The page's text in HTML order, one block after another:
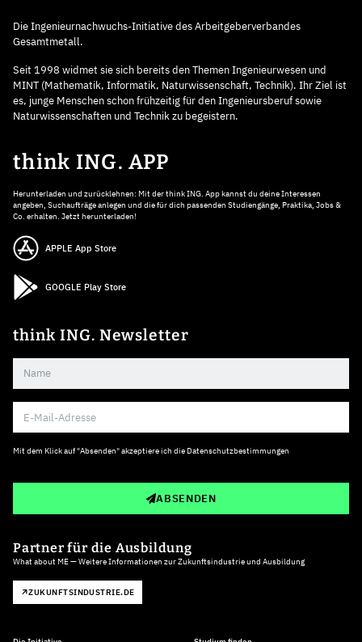
Die Ingenieurnachwuchs-Initiative des Arbeitgeberverbandes
Gesamtmetall.
Seit 1998 widmet sie sich bereits den Themen Ingenieurwesen und
MINT (Mathematik, Informatik, Naturwissenschaft, Technik). Ihr Ziel ist
es, junge Menschen schon frühzeitig für den Ingenieursberuf sowie
Naturwissenschaften und Technik zu begeistern.
think ING. APP
Herunterladen und zurücklehnen: Mit der think ING. App kannst du deine Interessen
angeben, Suchaufträge anlegen und die für dich passenden Studiengänge, Praktika, Jobs &
Co. erhalten. Jetzt herunterladen!
APPLE App Store
GOOGLE Play Store
think ING. Newsletter
Mit dem Klick auf "Absenden" akzeptiere ich die Datenschutzbestimmungen
ABSENDEN
Partner für die Ausbildung
What about ME — Weitere Informationen zur Zukunftsindustrie und Ausbildung
ZUKUNFTSINDUSTRIE.DE